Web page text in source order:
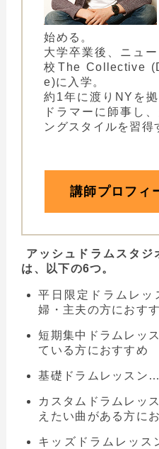
始める。
大学卒業後、ニュ
校The Collective
e)に入学。
約1年に渡りNYを
ドラマーに師事し
ングスタイルを習得
講師プロフィ
アッシュドラムスタジ
は、以下の6つ。
平日限定ドラムレ
婦・主夫の方におす
短期集中ドラムレッ
ている方におすすめ
基礎ドラムレッスン
カスタムドラムレッ
えたい曲がある方に
キッズドラムレッ